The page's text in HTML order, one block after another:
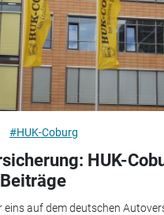
#HUK-Coburg
HUK-
eins auf dem deutschen